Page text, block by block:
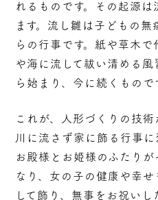
れるものです。その起源
ます。流し雛は子どもの
らの行事です。紙や草木で
や海に流して祓い清める
ら始まり、今に続くもので
これが、人形づくりの技術
川に流さず家に飾る行事に
お殿様とお姫様のふたり
なり、女の子の健康や幸
して飾り、無事をお祝い